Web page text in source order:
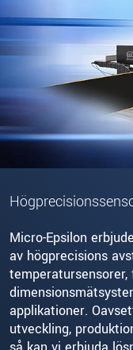
Micro-Epsilon
av högprecisions
applikationer.
utveckling,